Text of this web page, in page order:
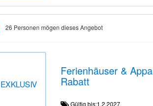
26 Personen mögen dieses Angebot
EXKLUSIV
Ferienhäuser &
Rabatt
Gültig bis:1.2.2027